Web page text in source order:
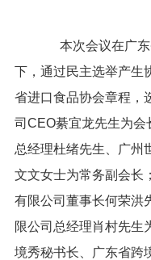
本次会议在广
下，通过民主选举产生
省进口食品协会章程，
司CEO綦宜龙先生为会
总经理杜绪先生、广州
文文女士为常务副会长
有限公司董事长何荣洪
限公司总经理肖村先生
境秀秘书长、广东省跨